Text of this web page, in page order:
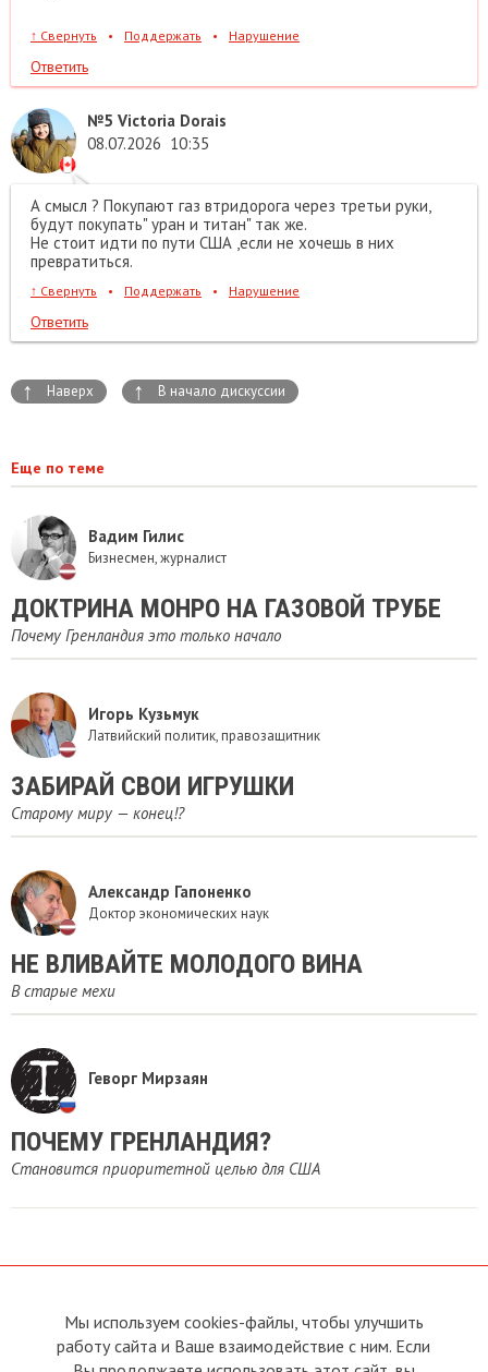
↑ Свернуть • Поддержать • Нарушение
Ответить
№5 Victoria Dorais
08.07.2026 10:35
А смысл ? Покупают газ втридорога через третьи руки,
будут покупать" уран и титан" так же.
Не стоит идти по пути США ,если не хочешь в них
превратиться.
↑ Свернуть • Поддержать • Нарушение
Ответить
↑ Наверх ↑ В начало дискуссии
Еще по теме
Вадим Гилис
Бизнесмен, журналист
ДОКТРИНА МОНРО НА ГАЗОВОЙ ТРУБЕ
Почему Гренландия это только начало
Игорь Кузьмук
Латвийский политик, правозащитник
ЗАБИРАЙ СВОИ ИГРУШКИ
Старому миру — конец!?
Александр Гапоненко
Доктор экономических наук
​НЕ ВЛИВАЙТЕ МОЛОДОГО ВИНА
В старые мехи
Геворг Мирзаян
ПОЧЕМУ ГРЕНЛАНДИЯ?
Становится приоритетной целью для США
О сайте
Прямая связь с
Председателем
Мы используем cookies-файлы, чтобы улучшить
работу сайта и Ваше взаимодействие с ним. Если